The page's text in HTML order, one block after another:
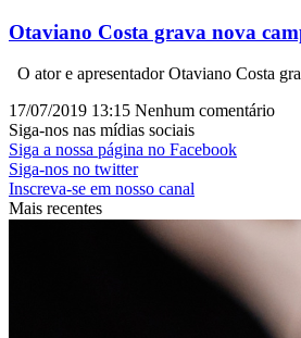
Otaviano Costa grava nova
O ator e apresentador Otaviano Costa
17/07/2019 13:15 Nenhum comentário
Siga-nos nas mídias sociais
Siga a nossa página no Facebook
Siga-nos no twitter
Inscreva-se em nosso canal
Mais recentes